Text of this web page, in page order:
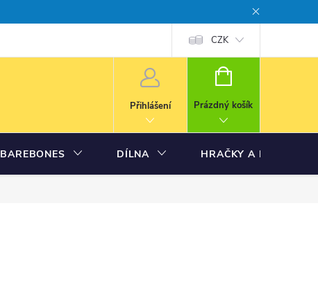
CZK
Přihlášení
NÁKUPNÍ
Prázdný košík
BAREBONES DÍLNA HRAČKY A MODELY